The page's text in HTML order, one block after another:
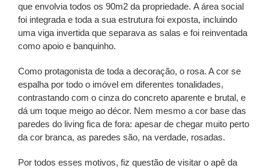
que envolvia todos os 90m2 da propriedade. A área social
foi integrada e toda a sua estrutura foi exposta, incluindo
uma viga invertida que separava as salas e foi reinventada
como apoio e banquinho.
Como protagonista de toda a decoração, o rosa. A cor se
espalha por todo o imóvel em diferentes tonalidades,
contrastando com o cinza do concreto aparente e brutal, e
dá um toque meigo ao décor. Nem mesmo a cor base das
paredes do living fica de fora: apesar de chegar muito perto
da cor branca, as paredes são, na verdade, rosadas.
Por todos esses motivos, fiz questão de visitar o apê da